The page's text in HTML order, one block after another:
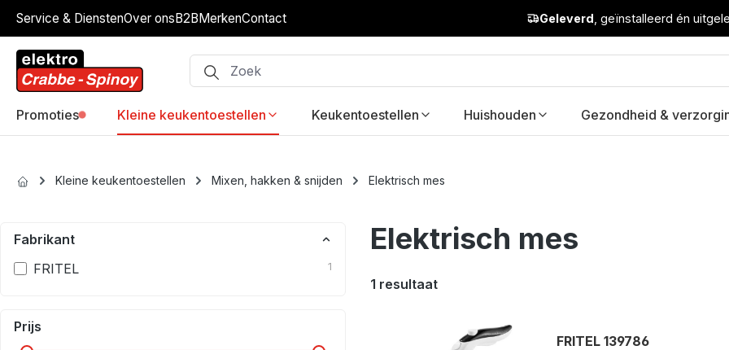
to main content
Skip to search
Skip to main navigation
Service & DienstenOver onsB2BMerkenContact Geleverd , geïnstalleerd én
Promoties Kleine keukentoestellen Keukentoestellen Huishouden Gezondheid &
Kleine keukentoestellen Mixen, hakken & snijden Elektrisch mes
Fabrikant
FRITEL
1
Prijs
Elektrisch mes
1 resultaat
FRITEL 139786